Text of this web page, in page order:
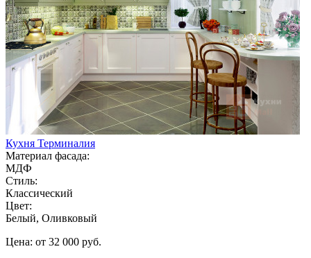
Кухня Терминалия
Материал фасада:
МДФ
Стиль:
Классический
Цвет:
Белый, Оливковый
Цена: от 32 000 руб.